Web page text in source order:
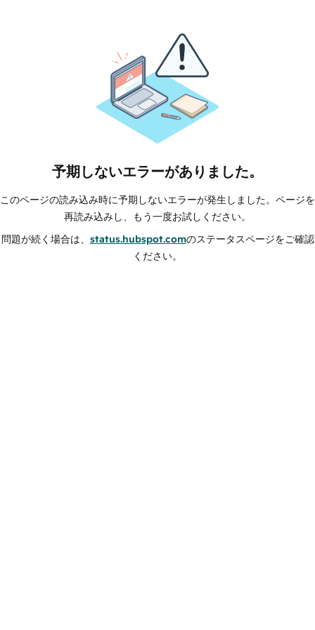
予期しないエラーがありました。
このページの読み込み時に予期しないエラーが発生しました。ページを
再読み込みし、もう一度お試しください。
問題が続く場合は、 status.hubspot.comのステータスページをご確認
ください。